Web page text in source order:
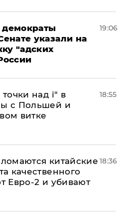
указали на
"адских
19:06
над і" в
с Польшей и
витке
18:55
китайские
качественного
Евро-2 и убивают
18:36